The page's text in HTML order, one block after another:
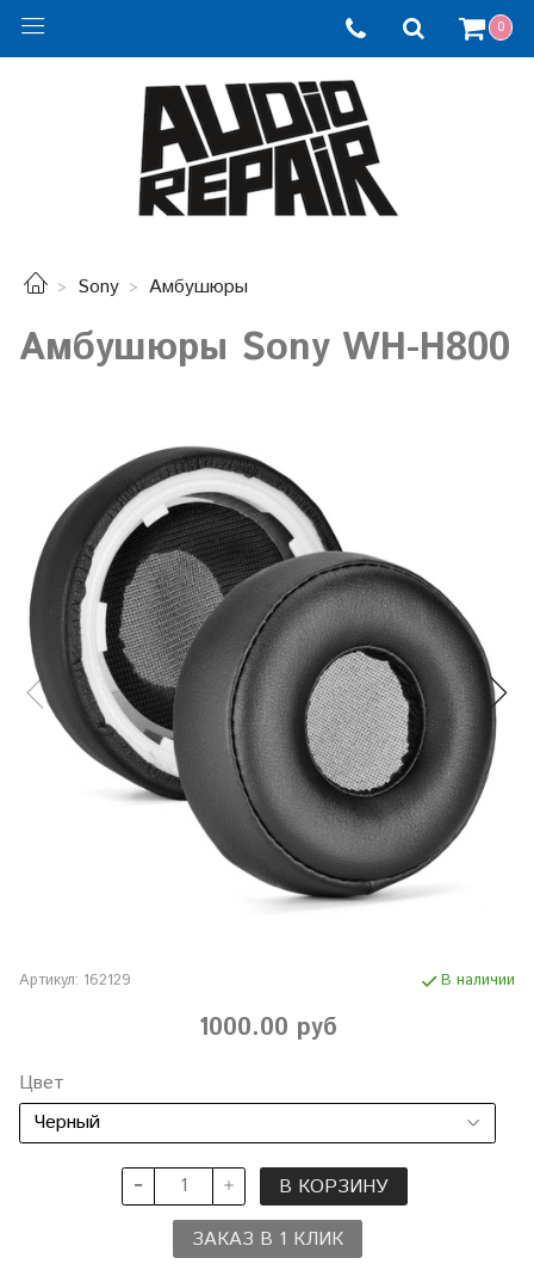
0
Sony Амбушюры
Амбушюры Sony WH-H800
Артикул: 162129 В наличии
1000.00 руб
Цвет
В КОРЗИНУ
ЗАКАЗ В 1 КЛИК